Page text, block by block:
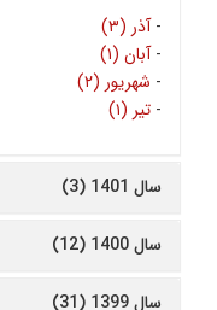
-آذر (۳)
-آبان (۱)
- شهریور (۲)
- تیر (۱)
سال 1401 (3)
سال 1400 (12)
سال 1399 (31)